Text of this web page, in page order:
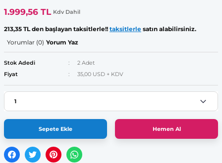
1.999,56 TL Kdv Dahil
213,35 TL den başlayan taksitlerle!! taksitlerle satın alabilirsiniz.
Yorumlar (0) Yorum Yaz
Stok Adedi
2 Adet
Fiyat
35,00 USD + KDV
Sepete Ekle Hemen Al